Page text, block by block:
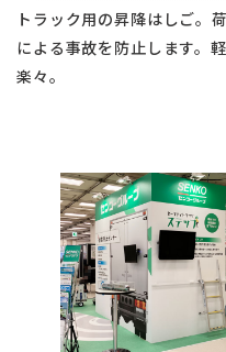
トラック用の昇降はしご。
による事故を防止します。
楽々。